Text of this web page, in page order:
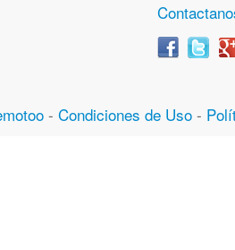
- Condiciones de Uso-